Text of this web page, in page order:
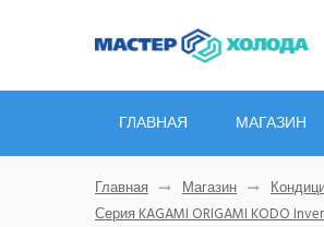
ГЛАВНАЯ МАГАЗИН
Главная Магазин
Серия KAGAMI ORIGAMI KODO